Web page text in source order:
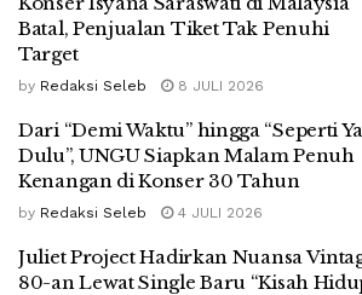
Batal, Penjualan Tiket Tak Penuhi
Target
by Redaksi Seleb 8 JULI 2026
Dari “Demi Waktu” hingga “Seperti
Dulu”, UNGU Siapkan Malam Penuh
Kenangan di Konser 30 Tahun
by Redaksi Seleb 4 JULI 2026
Juliet Project Hadirkan Nuansa
80-an Lewat Single Baru “Kisah